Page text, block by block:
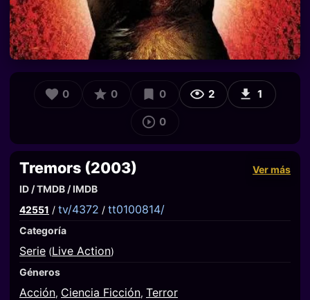
0 0 0 2 1
0
Tremors (2003)
Ver más
ID / TMDB / IMDB
42551 / tv/4372 / tt0100814/
Categoría
Serie (Live Action)
Géneros
Acción, Ciencia Ficción, Terror